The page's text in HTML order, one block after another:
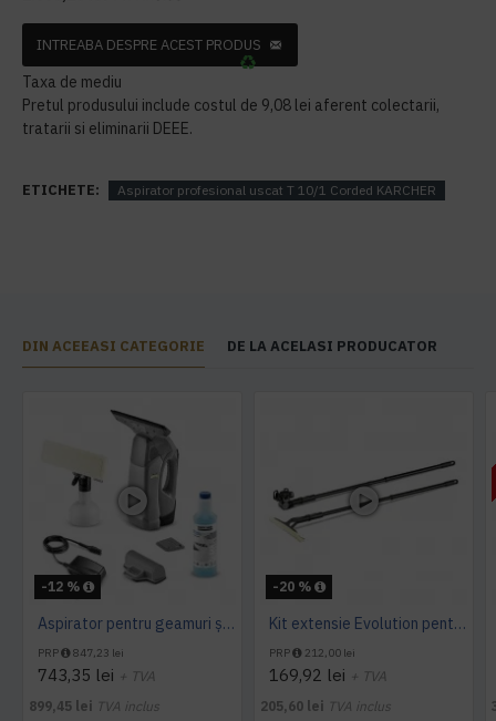
INTREABA DESPRE ACEST PRODUS
Taxa de mediu
Pretul produsului include costul de 9,08 lei aferent colectarii,
tratarii si eliminarii DEEE.
ETICHETE: Aspirator profesional uscat T 10/1 Corded KARCHER
DIN ACEEASI CATEGORIE DE LA ACELASI PRODUCATOR
-12 %
Aspirator pentru geamuri și suprafețe WVP 10 *EU, Karcher
PRP 847,23 lei
743,35 lei + TVA
899,45 lei TVA inclus
-20 %
Kit extensie Evolution pentru gama WV
PRP 212,00 lei
169,92 lei + TVA
205,60 lei TVA inclus